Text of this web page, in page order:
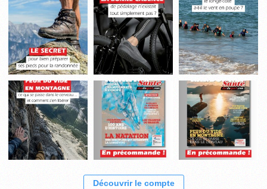
Découvrir le compte